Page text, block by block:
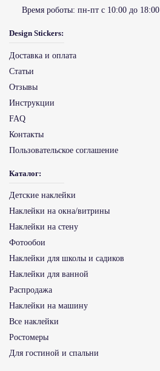
Время роботы: пн-пт с 10:00 до 18:00
Design Stickers:
Доставка и оплата
Статьи
Отзывы
Инструкции
FAQ
Контакты
Пользовательское соглашение
Каталог:
Детские наклейки
Наклейки на окна/витрины
Наклейки на стену
Фотообои
Наклейки для школы и садиков
Наклейки для ванной
Распродажа
Наклейки на машину
Все наклейки
Ростомеры
Для гостиной и спальни